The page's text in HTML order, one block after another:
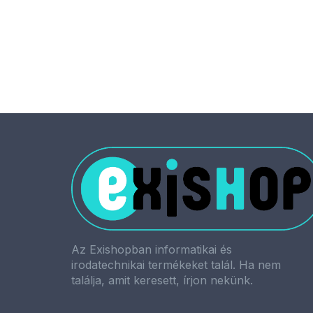
Az Exishopban informatikai és
irodatechnikai termékeket talál. Ha nem
találja, amit keresett, írjon nekünk.